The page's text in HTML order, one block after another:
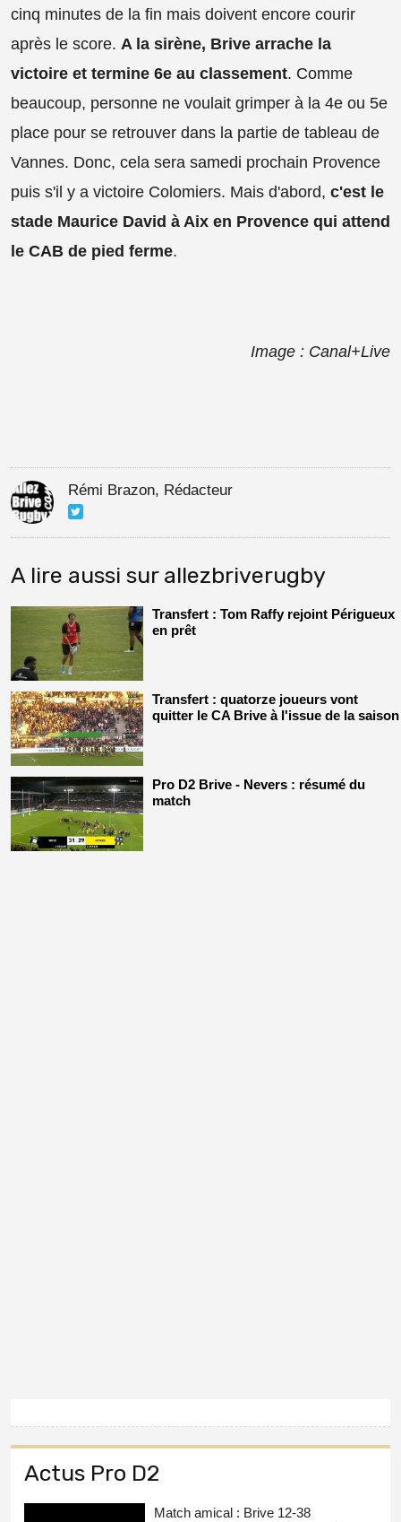
cinq minutes de la fin mais doivent encore courir
après le score. A la sirène, Brive arrache la
victoire et termine 6e au classement. Comme
beaucoup, personne ne voulait grimper à la 4e ou 5e
place pour se retrouver dans la partie de tableau de
Vannes. Donc, cela sera samedi prochain Provence
puis s'il y a victoire Colomiers. Mais d'abord, c'est le
stade Maurice David à Aix en Provence qui attend
le CAB de pied ferme.
Image : Canal+Live
Rémi Brazon, Rédacteur
A lire aussi sur allezbriverugby
Transfert : Tom Raffy rejoint Périgueux
en prêt
Transfert : quatorze joueurs vont
quitter le CA Brive à l'issue de la saison
Pro D2 Brive - Nevers : résumé du
match
Actus Pro D2
Match amical : Brive 12-38